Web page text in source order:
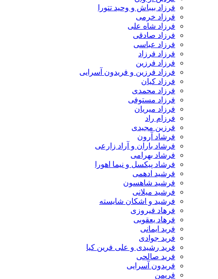
فرزاد بیباش و وحید تتورا
فرزاد خرمی
فرزاد شاه علی
فرزاد صادقی
فرزاد عباسی
فرزاد فرزاد
فرزاد فرزین
فرزاد فرزین و فریدون آسرایی
فرزاد کیان
فرزاد محمدی
فرزاد مستوفی
فرزاد میریان
فرزام راد
فرزین مجیدی
فرشاد آرون
فرشاد باران و آراد زارعی
فرشاد بهرامی
فرشاد پیکسل و نیما اهورا
فرشید ادهمی
فرشید شاهسون
فرشید میلانی
فرشید و اشکان شایسته
فرهاد فیروزی
فرهاد یعقوبی
فرید ایمانی
فرید جوادی
فرید رشیدی و علی فرین کیا
فرید صالحی
فریدون آسرایی